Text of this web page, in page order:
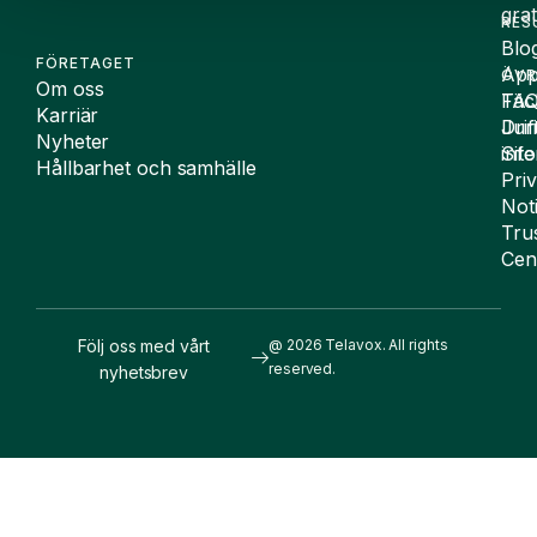
FÖRETAGET
Om oss
Karriär
Nyheter
Hållbarhet och samhälle
@ 2026 Telavox. All rights
reserved.
Följ oss med vårt
nyhetsbrev